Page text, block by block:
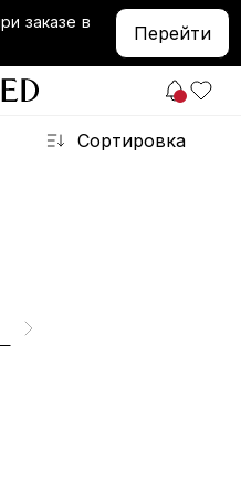
заказе в
Перейти
Сортировка